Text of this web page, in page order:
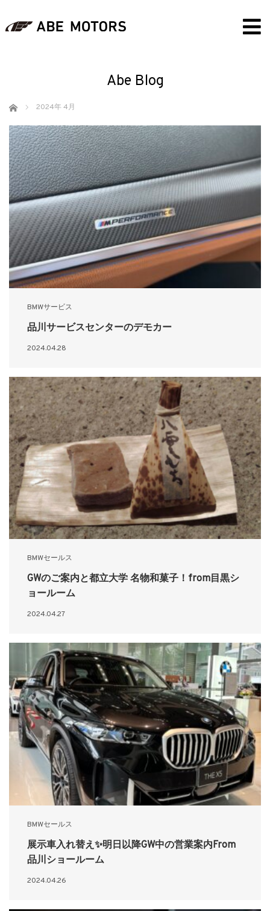
Abe Blog
ホーム 2024年 4月
BMWサービス
品川サービスセンターのデモカー
2024.04.28
BMWセールス
GWのご案内と都立大学 名物和菓子！from目黒シ
ョールーム
2024.04.27
BMWセールス
展示車入れ替え✨明日以降GW中の営業案内From
品川ショールーム
2024.04.26